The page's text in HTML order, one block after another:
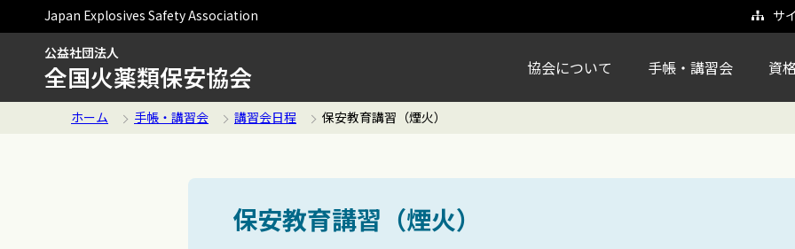
Japan Explosives Safety Association サ
公益社団法人
全国火薬類保安協会 協会について 手帳・講習会 資
ホーム 手帳・講習会 講習会日程 保安教育講習（煙火）
保安教育講習（煙火）